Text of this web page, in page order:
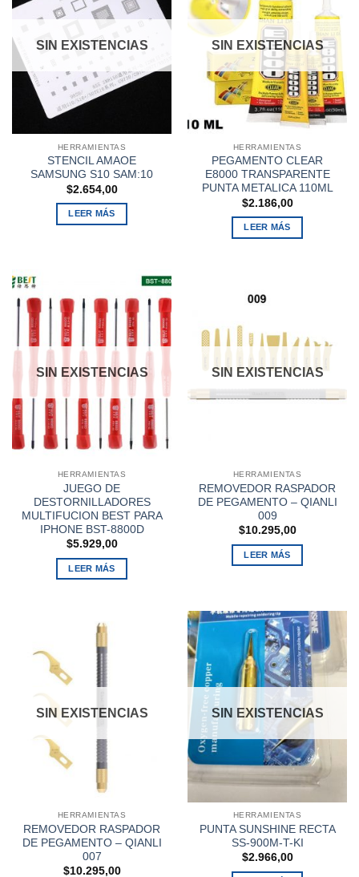
SIN EXISTENCIAS
HERRAMIENTAS
STENCIL AMAOE
SAMSUNG S10 SAM:10
$2.654,00
LEER MÁS
SIN EXISTENCIAS
HERRAMIENTAS
PEGAMENTO CLEAR
E8000 TRANSPARENTE
PUNTA METALICA 110ML
$2.186,00
LEER MÁS
SIN EXISTENCIAS
HERRAMIENTAS
JUEGO DE
DESTORNILLADORES
MULTIFUCION BEST PARA
IPHONE BST-8800D
$5.929,00
LEER MÁS
SIN EXISTENCIAS
HERRAMIENTAS
REMOVEDOR RASPADOR
DE PEGAMENTO – QIANLI
009
$10.295,00
LEER MÁS
SIN EXISTENCIAS
HERRAMIENTAS
REMOVEDOR RASPADOR
DE PEGAMENTO – QIANLI
007
$10.295,00
SIN EXISTENCIAS
HERRAMIENTAS
PUNTA SUNSHINE RECTA
SS-900M-T-KI
$2.966,00